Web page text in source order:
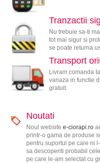
Tranzactii
Nu trebuie sa-ti
tot mai sigur si
se poate returna
Transport
Livram comanda
variaza in functie
gratuit.
Noutati
Noul website e-ciorapi.ro
printr-o gama de produse
pentru suportul pe care ni
sa descoperiti probabil
pe care le-am selectat cu